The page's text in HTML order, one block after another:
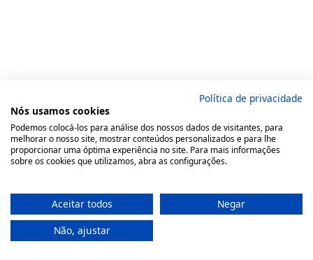
Política de privacidade
Nós usamos cookies
Podemos colocá-los para análise dos nossos dados de visitantes, para
melhorar o nosso site, mostrar conteúdos personalizados e para lhe
proporcionar uma óptima experiência no site. Para mais informações
sobre os cookies que utilizamos, abra as configurações.
Aceitar todos
Negar
Não, ajustar